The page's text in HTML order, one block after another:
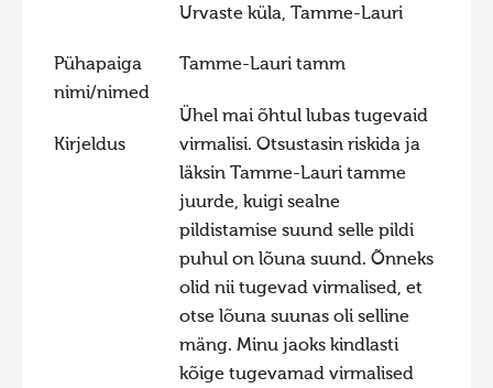
Hiite kuvavõistlus 2019
Hiite kuvavõistlus 2018
Hiite kuvavõistlus 2017
Hiite kuvavõistlus 2015
Hiite kuvavõistlus 2014
Hiite kuvavõistlus 2012
Hiite kuvavõistlus 2011
Urvaste küla, Tamme-Lauri
Pühapaiga
nimi/nimed
Tamme-Lauri tamm
Kirjeldus
Ühel mai õhtul lubas tugevaid
virmalisi. Otsustasin riskida ja
läksin Tamme-Lauri tamme
juurde, kuigi sealne
pildistamise suund selle pildi
puhul on lõuna suund. Õnneks
olid nii tugevad virmalised, et
otse lõuna suunas oli selline
mäng. Minu jaoks kindlasti
kõige tugevamad virmalised